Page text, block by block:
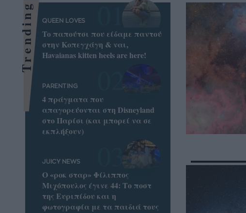
Trending QUEEN LOVES
To παπούτσι που είδαμε παντού
στην Κοπεγχάγη & ναι,
Havaianas kitten heels are here!
PARENTING
4 πράγματα που
απαγορεύονται στη Disneyland
στο Παρίσι (και μπορεί να σε
εκπλήξουν)
JUICY NEWS
Ο «ροκ σταρ» Φίλιππος
Μιχόπουλος έγινε 44: Το ποστ
της Ευριπίδου και η
φωτογραφία με τα παιδιά τους